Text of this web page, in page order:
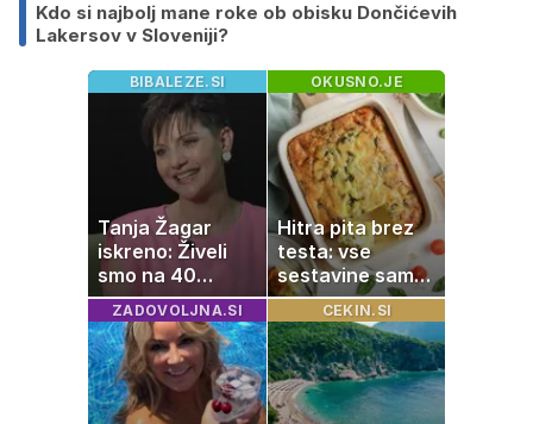
Kdo si najbolj mane roke ob obisku Dončićevih
Lakersov v Sloveniji?
BIBALEZE.SI
Tanja Žagar
iskreno: Živeli
smo na 40
kvadratih, a
imela sem vse,
kar otrok
potrebuje
OKUSNO.JE
Hitra pita brez
testa: vse
sestavine samo
zmešate in
pečica opravi
ostalo
ZADOVOLJNA.SI CEKIN.SI